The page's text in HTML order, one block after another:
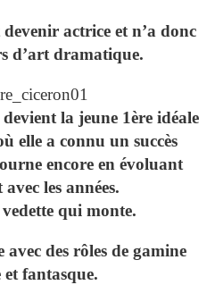
actrice et n’a donc
d’art dramatique.
devient la jeune 1ère idéale
elle a connu un succès
encore en évoluant
les années.
qui monte.
avec des rôles de gamine
et fantasque.